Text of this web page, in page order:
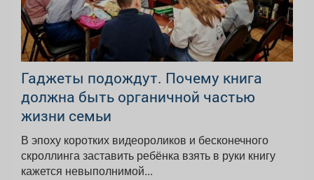
Гаджеты подождут. Почему книга
должна быть органичной частью
жизни семьи
В эпоху коротких видеороликов и бесконечного
скроллинга заставить ребёнка взять в руки книгу
кажется невыполнимой...